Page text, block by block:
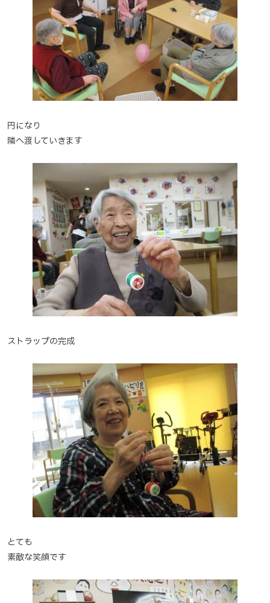
円になり
隣へ渡していきます
ストラップの完成
とても
素敵な笑顔です